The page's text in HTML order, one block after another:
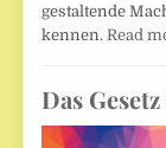
gestaltende
kennen. Read
Das